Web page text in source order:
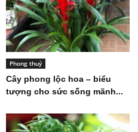
Phong thuỷ
Cây phong lộc hoa – biểu
tượng cho sức sống mãnh...